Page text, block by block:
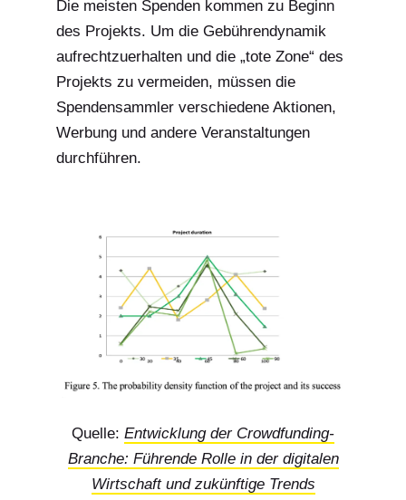
Die meisten Spenden kommen zu Beginn
des Projekts. Um die Gebührendynamik
aufrechtzuerhalten und die „tote Zone“ des
Projekts zu vermeiden, müssen die
Spendensammler verschiedene Aktionen,
Werbung und andere Veranstaltungen
durchführen.
Quelle: Entwicklung der Crowdfunding-
Branche: Führende Rolle in der digitalen
Wirtschaft und zukünftige Trends